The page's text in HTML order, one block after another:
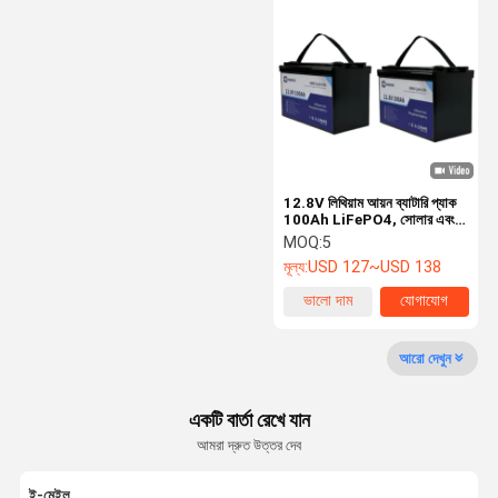
12.8V লিথিয়াম আয়ন ব্যাটারি প্যাক
100Ah LiFePO4, সোলার এবং
RV সিস্টেমের জন্য গভীর চক্র
MOQ:5
মূল্য:USD 127~USD 138
ভালো দাম
যোগাযোগ
আরো দেখুন
একটি বার্তা রেখে যান
আমরা দ্রুত উত্তর দেব